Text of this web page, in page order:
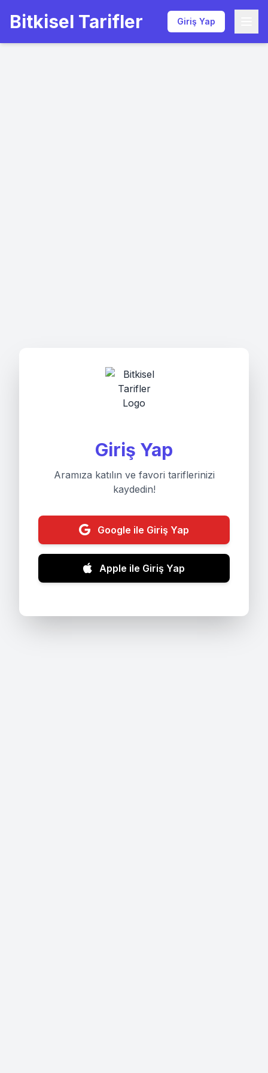
Bitkisel Tarifler Giriş Yap
Giriş Yap
Aramıza katılın ve favori tariflerinizi
kaydedin!
Google ile Giriş Yap
Apple ile Giriş Yap